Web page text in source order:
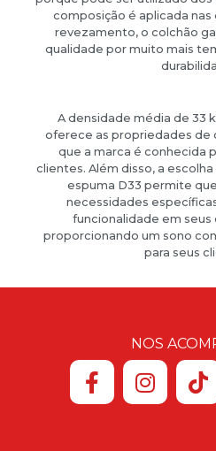
composição é aplicada nas
revezamento, o colchão
qualidade por muito mais
A densidade média de 33
oferece as propriedades de
que a marca é conhecida
clientes. Além disso, a
espuma D33 permite
necessidades
funcionalidade em
proporcionando um sono
para seus
NOS